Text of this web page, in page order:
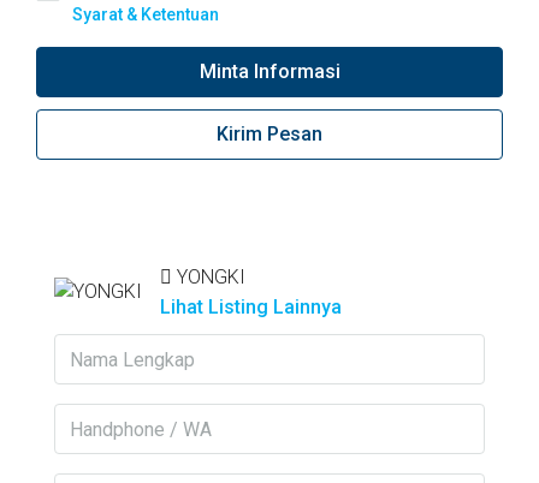
Syarat & Ketentuan
Minta Informasi
Kirim Pesan
YONGKI
Lihat Listing Lainnya